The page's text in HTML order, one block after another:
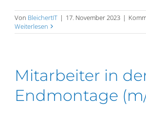
Von BleichertIT | 17. November 2023 |
Weiterlesen
Mitarbeiter in
Endmontage